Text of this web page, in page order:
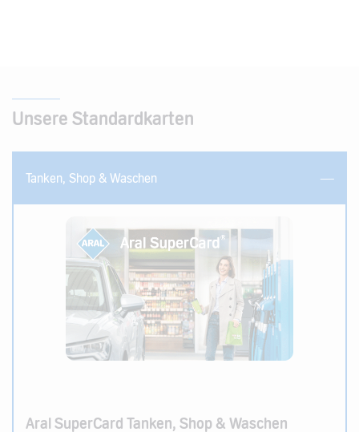
Unsere Standardkarten
Tanken, Shop & Waschen
Aral SuperCard Tanken, Shop & Waschen